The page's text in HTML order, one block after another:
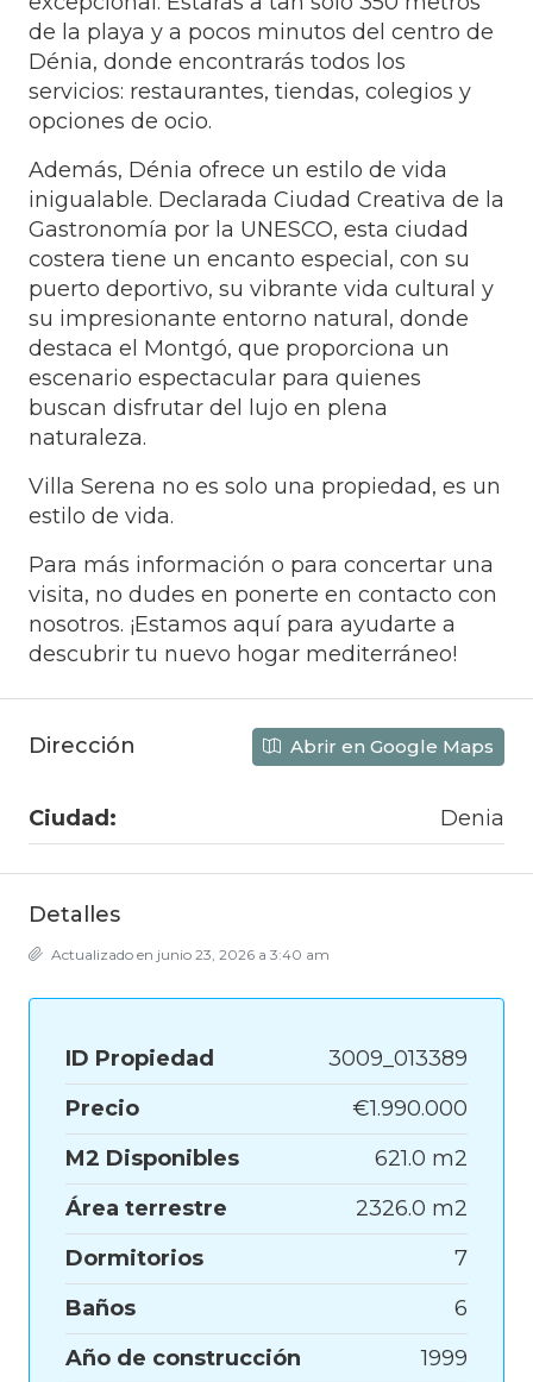
de la playa y a pocos minutos del centro de
Dénia, donde encontrarás todos los
servicios: restaurantes, tiendas, colegios y
opciones de ocio.
Además, Dénia ofrece un estilo de vida
inigualable. Declarada Ciudad Creativa de la
Gastronomía por la UNESCO, esta ciudad
costera tiene un encanto especial, con su
puerto deportivo, su vibrante vida cultural y
su impresionante entorno natural, donde
destaca el Montgó, que proporciona un
escenario espectacular para quienes
buscan disfrutar del lujo en plena
naturaleza.
Villa Serena no es solo una propiedad, es un
estilo de vida.
Para más información o para concertar una
visita, no dudes en ponerte en contacto con
nosotros. ¡Estamos aquí para ayudarte a
descubrir tu nuevo hogar mediterráneo!
Dirección Abrir en Google Maps
Ciudad: Denia
Detalles
Actualizado en junio 23, 2026 a 3:40 am
ID Propiedad
3009_013389
Precio
€1.990.000
M2 Disponibles
621.0 m2
Área terrestre
2326.0 m2
Dormitorios
7
Baños
6
Año de construcción
1999